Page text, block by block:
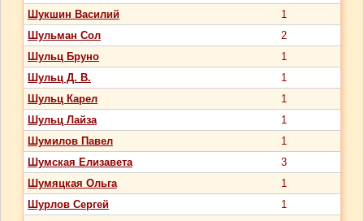
Шукшин Василий
1
Шульман Сол
2
Шульц Бруно
1
Шульц Д. В.
1
Шульц Карел
1
Шульц Лайза
1
Шумилов Павел
1
Шумская Елизавета
3
Шумяцкая Ольга
1
Шурлов Сергей
1